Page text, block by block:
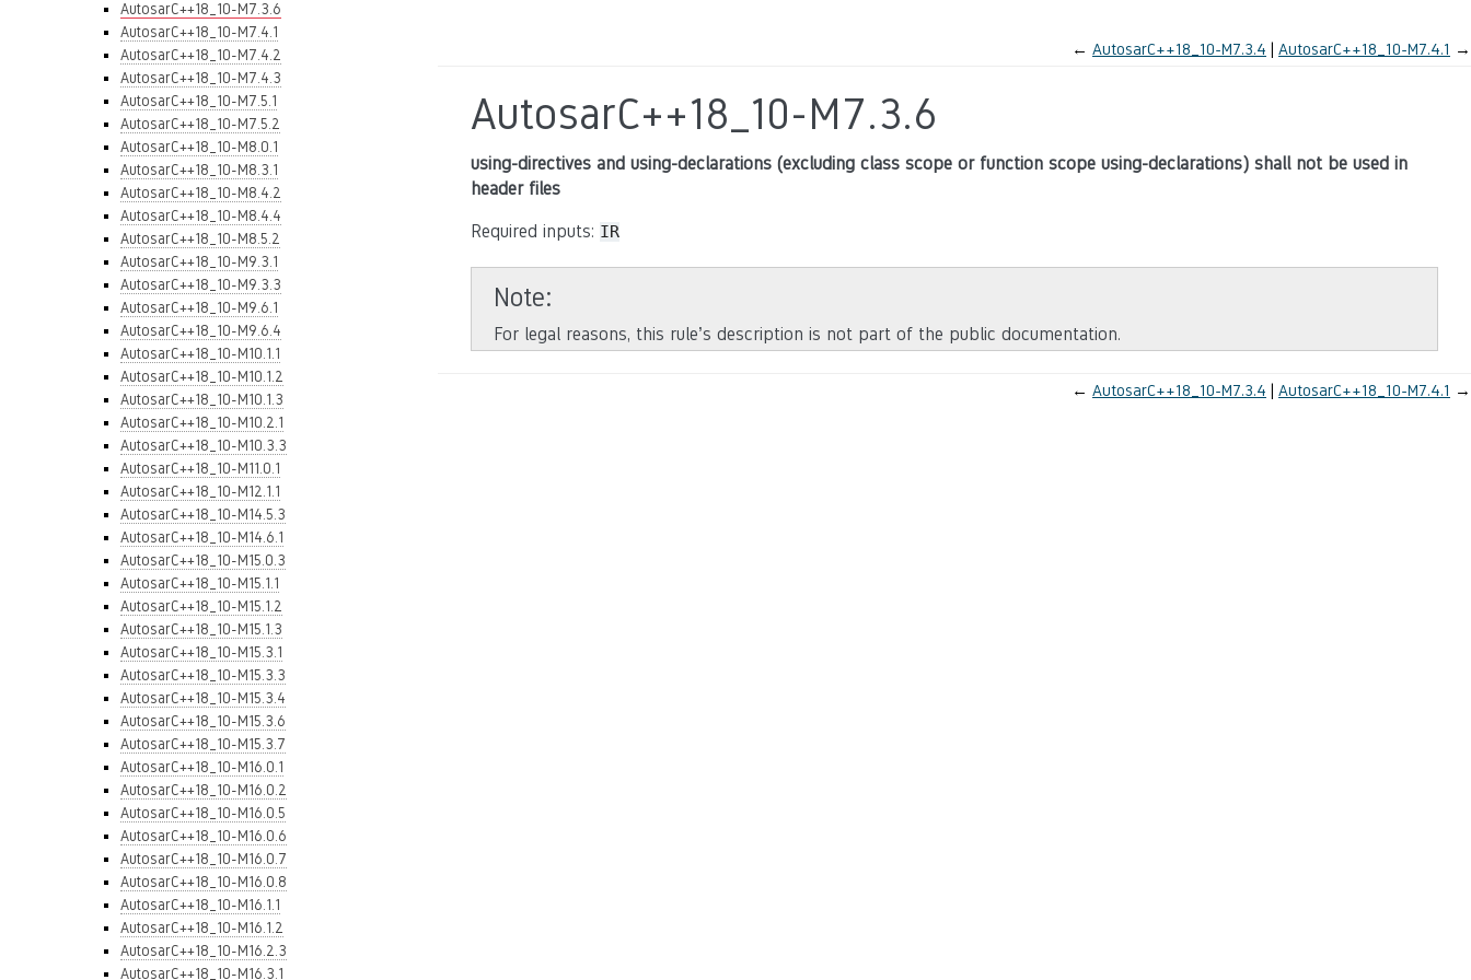
AutosarC++18_10-M7.3.6
AutosarC++18_10-M7.4.1
AutosarC++18_10-M7.4.2
AutosarC++18_10-M7.4.3
AutosarC++18_10-M7.5.1
AutosarC++18_10-M7.5.2
AutosarC++18_10-M8.0.1
AutosarC++18_10-M8.3.1
AutosarC++18_10-M8.4.2
AutosarC++18_10-M8.4.4
AutosarC++18_10-M8.5.2
AutosarC++18_10-M9.3.1
AutosarC++18_10-M9.3.3
AutosarC++18_10-M9.6.1
AutosarC++18_10-M9.6.4
AutosarC++18_10-M10.1.1
AutosarC++18_10-M10.1.2
AutosarC++18_10-M10.1.3
AutosarC++18_10-M10.2.1
AutosarC++18_10-M10.3.3
AutosarC++18_10-M11.0.1
AutosarC++18_10-M12.1.1
AutosarC++18_10-M14.5.3
AutosarC++18_10-M14.6.1
AutosarC++18_10-M15.0.3
AutosarC++18_10-M15.1.1
AutosarC++18_10-M15.1.2
AutosarC++18_10-M15.1.3
AutosarC++18_10-M15.3.1
AutosarC++18_10-M15.3.3
AutosarC++18_10-M15.3.4
AutosarC++18_10-M15.3.6
AutosarC++18_10-M15.3.7
AutosarC++18_10-M16.0.1
AutosarC++18_10-M16.0.2
AutosarC++18_10-M16.0.5
AutosarC++18_10-M16.0.6
AutosarC++18_10-M16.0.7
AutosarC++18_10-M16.0.8
AutosarC++18_10-M16.1.1
AutosarC++18_10-M16.1.2
AutosarC++18_10-M16.2.3
AutosarC++18_10-M16.3.1
← AutosarC++18_10-M7.3.4 AutosarC++18_10-M7.4.1 →
AutosarC++18_10-M7.3.6
using-directives and using-declarations (excluding class scope or function scope using-declarations) shall not be used in
header files
Required inputs: IR
Note
For legal reasons, this rule’s description is not part of the public documentation.
← AutosarC++18_10-M7.3.4 AutosarC++18_10-M7.4.1 →